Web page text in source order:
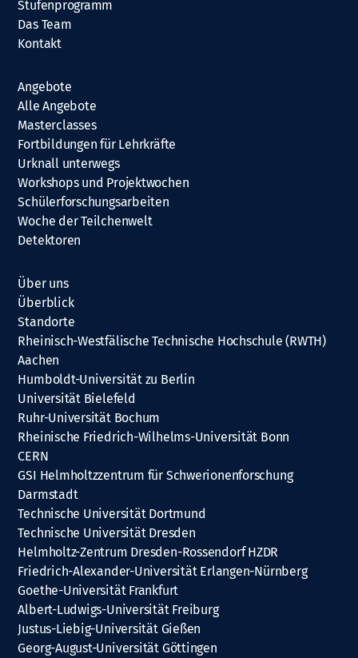
Stufenprogramm
Das Team
Kontakt
Angebote
Alle Angebote
Masterclasses
Fortbildungen für Lehrkräfte
Urknall unterwegs
Workshops und Projektwochen
Schülerforschungsarbeiten
Woche der Teilchenwelt
Detektoren
Über uns
Überblick
Standorte
Rheinisch-Westfälische Technische Hochschule (RWTH)
Aachen
Humboldt-Universität zu Berlin
Universität Bielefeld
Ruhr-Universität Bochum
Rheinische Friedrich-Wilhelms-Universität Bonn
CERN
GSI Helmholtzzentrum für Schwerionenforschung
Darmstadt
Technische Universität Dortmund
Technische Universität Dresden
Helmholtz-Zentrum Dresden-Rossendorf HZDR
Friedrich-Alexander-Universität Erlangen-Nürnberg
Goethe-Universität Frankfurt
Albert-Ludwigs-Universität Freiburg
Justus-Liebig-Universität Gießen
Georg-August-Universität Göttingen